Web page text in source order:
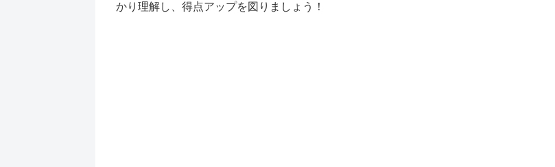
かり理解し、得点アップを図りましょう！